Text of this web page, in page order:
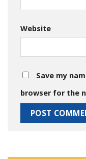
Website
Save my
browser for the